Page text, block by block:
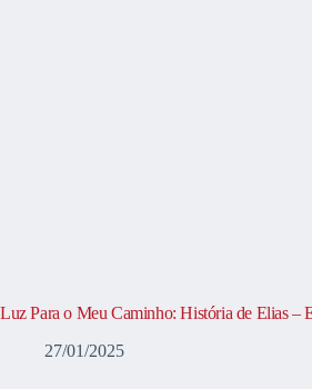
Luz Para o Meu Caminho: História de Elias –
27/01/2025